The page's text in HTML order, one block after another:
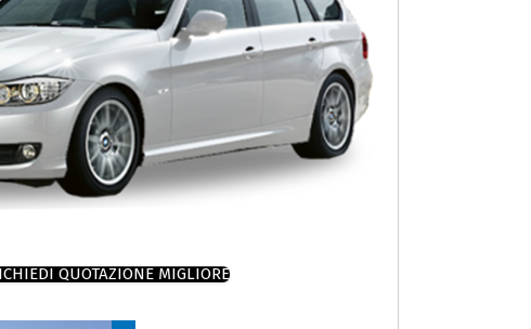
QUOTAZIONE MIGLIORE